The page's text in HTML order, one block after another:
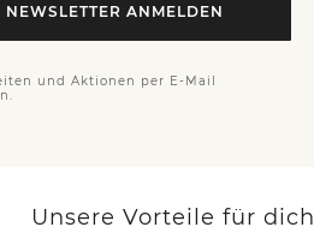
NEWSLETTER ANMELDEN
und Aktionen per E-Mail
Unsere Vorteile für dich